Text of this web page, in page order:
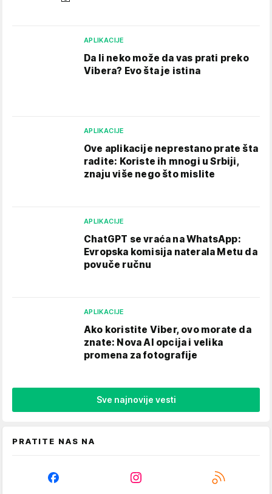
APLIKACIJE
Da li neko može da vas prati preko
Vibera? Evo šta je istina
APLIKACIJE
Ove aplikacije neprestano prate šta
radite: Koriste ih mnogi u Srbiji,
znaju više nego što mislite
APLIKACIJE
ChatGPT se vraća na WhatsApp:
Evropska komisija naterala Metu da
povuče ručnu
APLIKACIJE
Ako koristite Viber, ovo morate da
znate: Nova AI opcija i velika
promena za fotografije
Sve najnovije vesti
PRATITE NAS NA